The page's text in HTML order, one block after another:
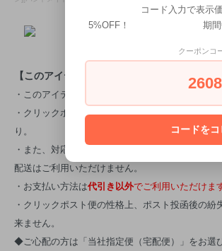
【このアイテムは クリックポストお届け対応
・このアイテムはクリックポスト便でもお届け致
・クリックポストの詳細は→こちらをご覧下さい
り。
・また、対応可アイテム以外と同時ご注文の場合
配送はご利用いただけません。
・お支払い方法は代引き以外でご利用いただけます
・クリックポスト便の性格上、ポスト投函後の紛
来ません。
◆ご心配の方は「当社指定便（宅配便）」をお選
コード入力で表示
5%OFF！ 期間中何回
クーポンコ
2608
コードを